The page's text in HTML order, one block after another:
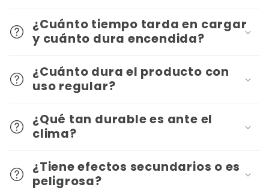
¿Cuánto tiempo tarda en cargar
y cuánto dura encendida?
¿Cuánto dura el producto con
uso regular?
¿Qué tan durable es ante el
clima?
¿Tiene efectos secundarios o es
peligrosa?